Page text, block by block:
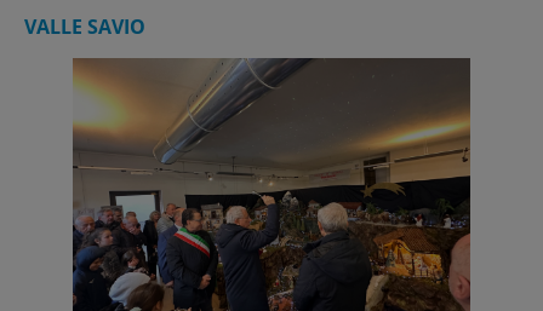
VALLE SAVIO